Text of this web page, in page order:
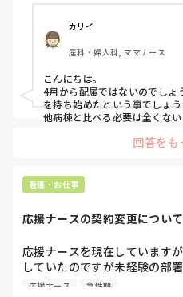
みたいです。
頂きたいです。
カリイ
産科・婦人科, ママナース
こんにちは。
4月から配属ではないのでしょ
を持ち始めたという事でしょ
他病棟と比べる必要は全くな
まず、同じ病棟の先輩達はど
す。
前日受け持ちがわかるなら、
まで見学したり、マニュアル
これは私が新人時代、先輩に
も超勤する前提で仕事してる
ら、その動きにはならないよ
回答をも
看護・お仕事
応援ナースの契約変更について
応援ナースを現在しています
していたのですが未経験の部
急性期なのもあって夜勤が不
応援ナース 急性期